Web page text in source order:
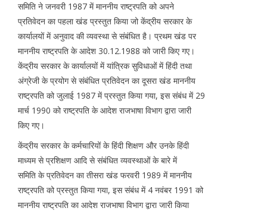
समिति ने जनवरी 1987 में माननीय राष्ट्रपति को अपने
प्रतिवेदन का पहला खंड प्रस्तुत किया जो केंद्रीय सरकार के
कार्यालयों में अनुवाद की व्यवस्था से संबंधित है। प्रथम खंड पर
माननीय राष्ट्रपति के आदेश 30.12.1988 को जारी किए गए।
केंद्रीय सरकार के कार्यालयों में यांत्रिक सुविधाओं में हिंदी तथा
अंग्रेजी के प्रयोग से संबंधित प्रतिवेदन का दूसरा खंड माननीय
राष्ट्रपति को जुलाई 1987 में प्रस्तुत किया गया, इस संबंध में 29
मार्च 1990 को राष्ट्रपति के आदेश राजभाषा विभाग द्वारा जारी
किए गए।
केंद्रीय सरकार के कर्मचारियों के हिंदी शिक्षण और उनके हिंदी
माध्यम से प्रशिक्षण आदि से संबंधित व्यवस्थाओं के बारे में
समिति के प्रतिवेदन का तीसरा खंड फरवरी 1989 में माननीय
राष्ट्रपति को प्रस्तुत किया गया, इस संबंध में 4 नवंबर 1991 को
माननीय राष्ट्रपति का आदेश राजभाषा विभाग द्वारा जारी किया